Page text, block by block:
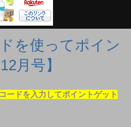
を使ってポイン
月号】
ードを入力してポイントゲット